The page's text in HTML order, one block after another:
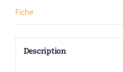
Fiche
Description